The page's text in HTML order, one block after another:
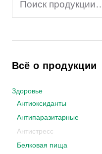
for:
Всё о продукции
Здоровье
Антиоксиданты
Антипаразитарные
Антистресс
Белковая пища